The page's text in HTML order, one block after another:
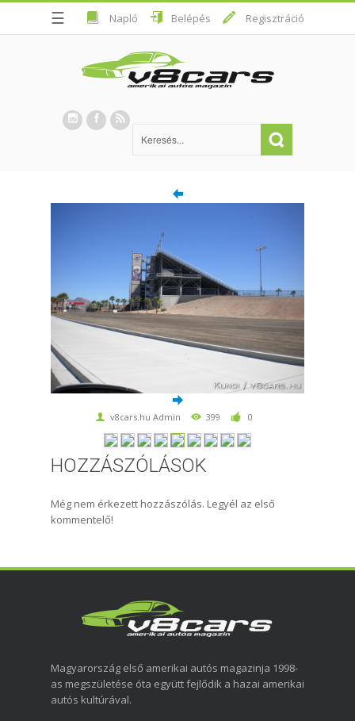
☰ Napló Belépés Regisztráció
v8cars.hu Admin 399 0
HOZZÁSZÓLÁSOK
Még nem érkezett hozzászólás. Legyél az első
kommentelő!
Magyarország első amerikai autós magazinja 1998-
as megszületése óta együtt fejlődik a hazai amerikai
autós kultúrával.